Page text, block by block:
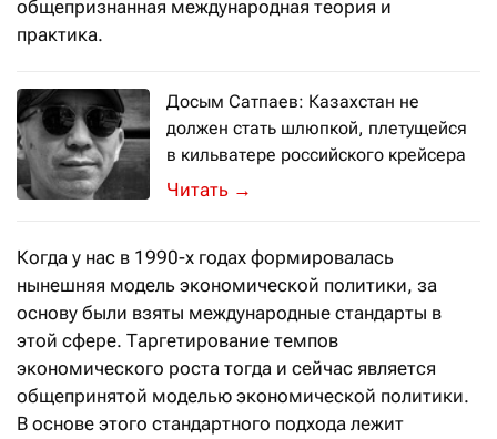
общепризнанная международная теория и
практика.
Досым Сатпаев: Казахстан не
должен стать шлюпкой, плетущейся
в кильватере российского крейсера
За рукопожатиями и дежурными
→
Когда у нас в 1990-х годах формировалась
нынешняя модель экономической политики, за
основу были взяты международные стандарты в
этой сфере. Таргетирование темпов
экономического роста тогда и сейчас является
общепринятой моделью экономической политики.
В основе этого стандартного подхода лежит